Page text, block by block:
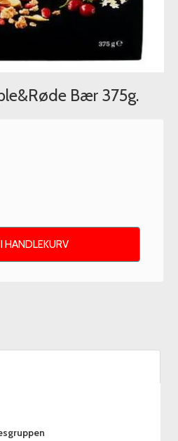
Bær 375g.
HANDLEKURV